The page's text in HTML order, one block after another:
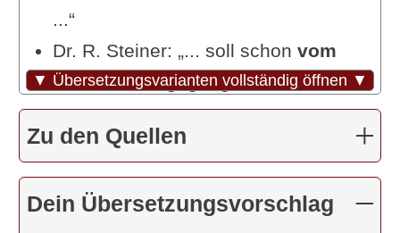
▼ Übersetzungsvarianten vollständig öffnen ▼
...“
Dr. R. Steiner: „... soll schon vom
Keim herentgegengewirkt ...“
Coster: „Diekeimenden Samen
dieser Hindernisse werden nur
ausgerottet...“
Feuerstein: „Diese [Leid-Ursachen
]
Zu den Quellen
Dein Übersetzungsvorschlag